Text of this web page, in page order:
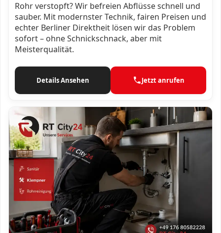
Rohr verstopft? Wir befreien Abflüsse schnell und
sauber. Mit modernster Technik, fairen Preisen und
echter Berliner Direktheit lösen wir das Problem
sofort – ohne Schnickschnack, aber mit
Meisterqualität.
Details Ansehen Jetzt anrufen